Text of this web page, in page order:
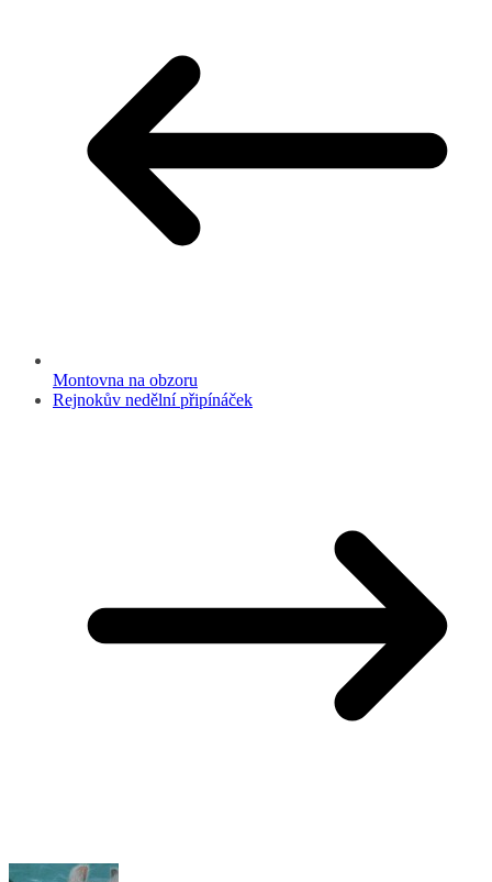
Montovna na obzoru
Rejnokův nedělní připínáček